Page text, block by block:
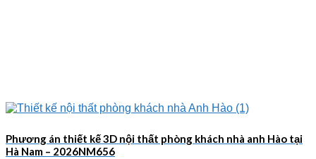
Phương án thiết kế 3D nội thất phòng khách nhà anh Hào tại
Hà Nam – 2026NM656